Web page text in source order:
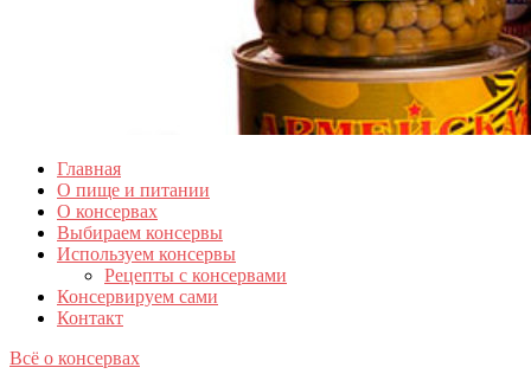
Главная
О пище и питании
О консервах
Выбираем консервы
Используем консервы
Рецепты с консервами
Консервируем сами
Контакт
Всё о консервах